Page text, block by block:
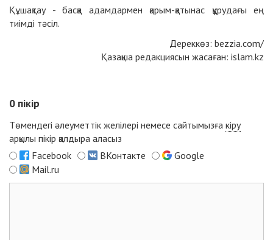
Құшақтау - басқа адамдармен қарым-қатынас құрудағы ең
тиімді тәсіл.
Дереккөз: bezzia.com/
Қазақша редакциясын жасаған: islam.kz
0 пікір
Төмендегі әлеуметтік желілері немесе сайтымызға кіру
арқылы пікір қалдыра аласыз
Facebook
ВКонтакте
Google
Mail.ru